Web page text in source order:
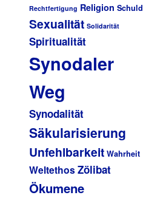
Rechtfertigung Religion Schuld
Sexualität Solidarität
Spiritualität
Synodaler
Weg
Synodalität
Säkularisierung
Unfehlbarkeit Wahrheit
WeltethosZölibat
Ökumene